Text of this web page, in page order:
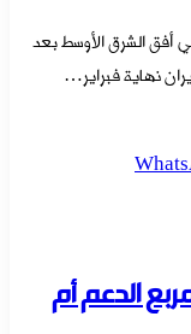
أفق الشرق الأوسط بعد
نهاية فبراير…
الدعم أم